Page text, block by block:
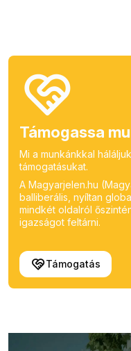
Támogassa
Mi a munkánkkal
támogatásukat.
A Magyarjelen.hu
balliberális, nyíltan
mindkét oldalról
igazságot feltárni.
Támogatás